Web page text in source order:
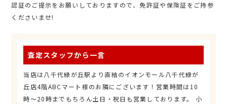
認証のご提示をお願いしておりますので、免許証や保険証をご持参
くださいませ!
査定スタッフから一言
当店は八千代緑が丘駅より直結のイオンモール八千代緑が
丘店4階ABCマート様のお隣にございます！営業時間は10
時～20時までもちろん土日・祝日も営業しております。 小